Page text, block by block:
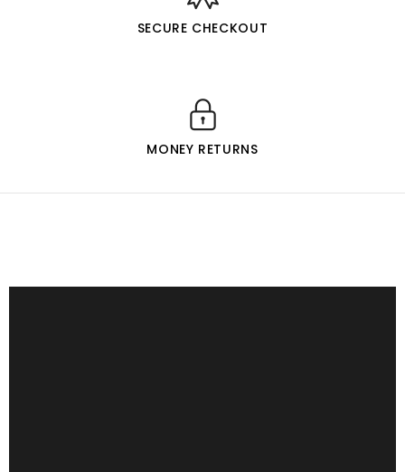
SECURE CHECKOUT
MONEY RETURNS